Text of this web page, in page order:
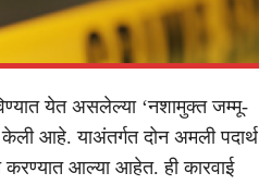
येत असलेल्या ‘नशामुक्त जम्मू-
केली आहे. याअंतर्गत दोन अमली पदार्थ
करण्यात आल्या आहेत. ही कारवाई